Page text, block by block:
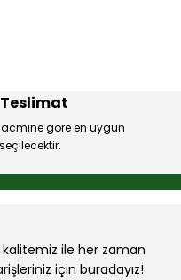
göre en uygun
ile her zaman
için buradayız!